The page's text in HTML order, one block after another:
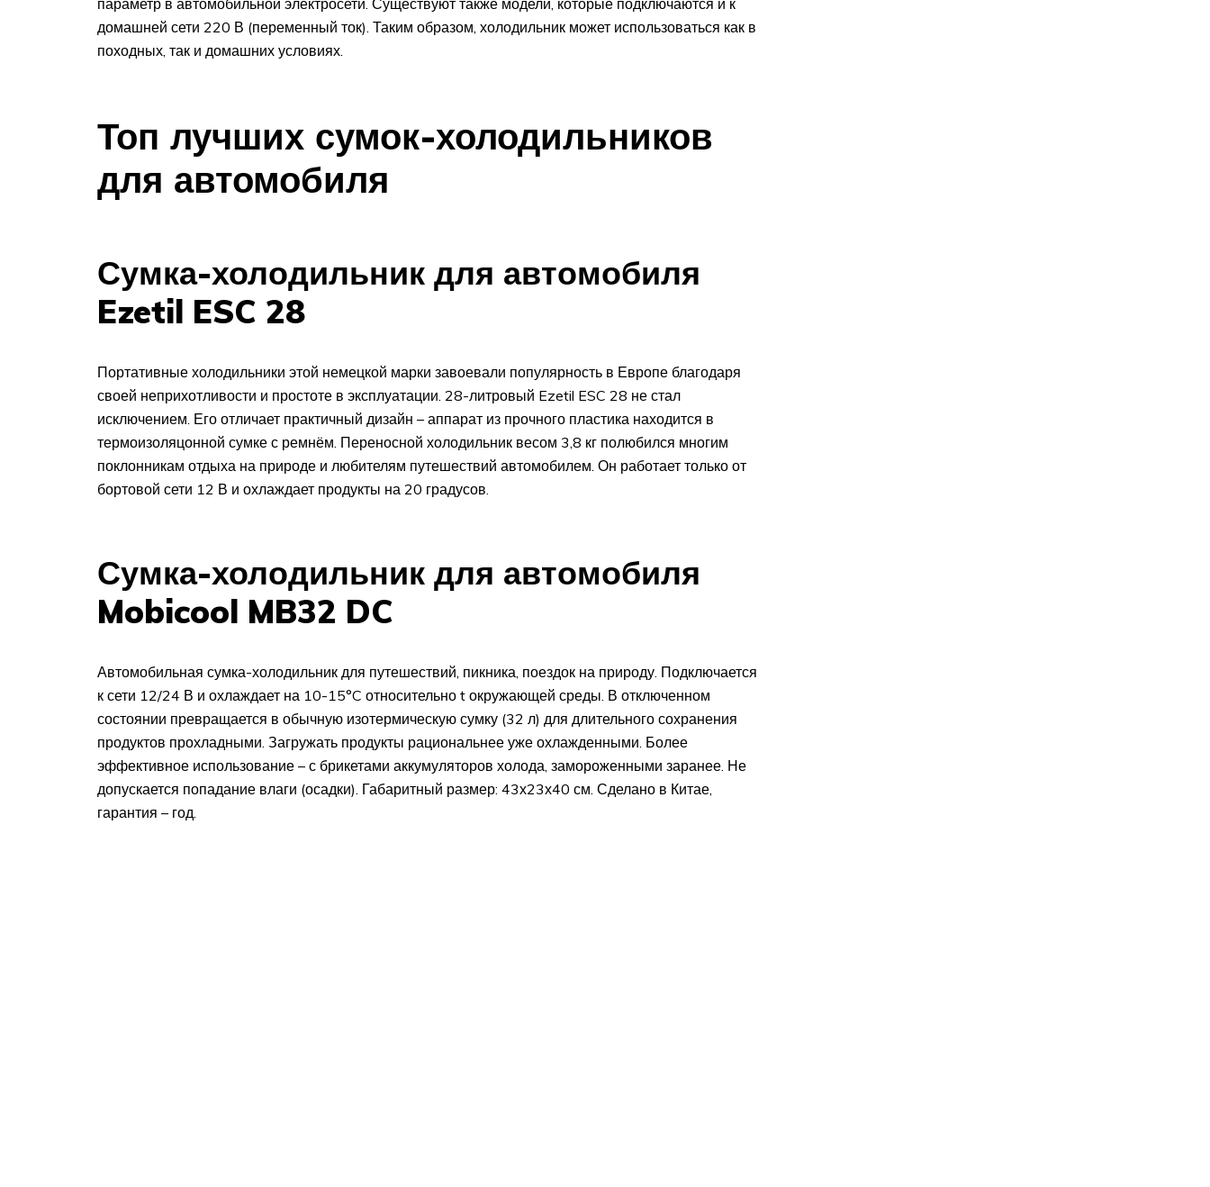
параметр в автомобильной электросети. Существуют также модели, которые подключаются и к
домашней сети 220 В (переменный ток). Таким образом, холодильник может использоваться как в
походных, так и домашних условиях.
Топ лучших сумок-холодильников
для автомобиля
Сумка-холодильник для автомобиля
Ezetil ESC 28
Портативные холодильники этой немецкой марки завоевали популярность в Европе благодаря
своей неприхотливости и простоте в эксплуатации. 28-литровый Ezetil ESC 28 не стал
исключением. Его отличает практичный дизайн – аппарат из прочного пластика находится в
термоизоляцонной сумке с ремнём. Переносной холодильник весом 3,8 кг полюбился многим
поклонникам отдыха на природе и любителям путешествий автомобилем. Он работает только от
бортовой сети 12 В и охлаждает продукты на 20 градусов.
Сумка-холодильник для автомобиля
Mobicool MB32 DC
Автомобильная сумка-холодильник для путешествий, пикника, поездок на природу. Подключается
к сети 12/24 В и охлаждает на 10-15°C относительно t окружающей среды. В отключенном
состоянии превращается в обычную изотермическую сумку (32 л) для длительного сохранения
продуктов прохладными. Загружать продукты рациональнее уже охлажденными. Более
эффективное использование – с брикетами аккумуляторов холода, замороженными заранее. Не
допускается попадание влаги (осадки). Габаритный размер: 43х23х40 см. Сделано в Китае,
гарантия – год.